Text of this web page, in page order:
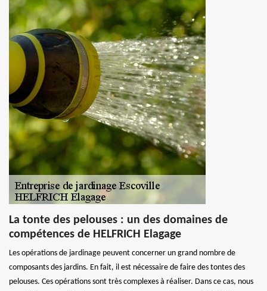
La tonte des pelouses : un des domaines de
compétences de HELFRICH Elagage
Les opérations de jardinage peuvent concerner un grand nombre de
composants des jardins. En fait, il est nécessaire de faire des tontes des
pelouses. Ces opérations sont très complexes à réaliser. Dans ce cas, nous